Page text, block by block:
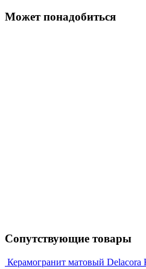
Может понадобиться
Сопутствующие товары
Керамогранит матовый